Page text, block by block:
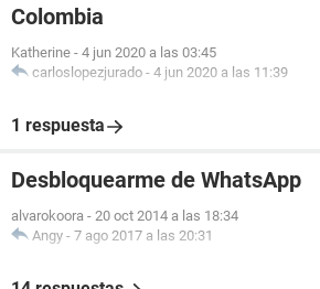
Colombia
Katherine - 4 jun 2020 a las 03:45
carloslopezjurado - 4 jun 2020 a las 11:39
1 respuesta
Desbloquearme de WhatsApp
alvarokoora - 20 oct 2014 a las 18:34
Angy - 7 ago 2017 a las 20:31